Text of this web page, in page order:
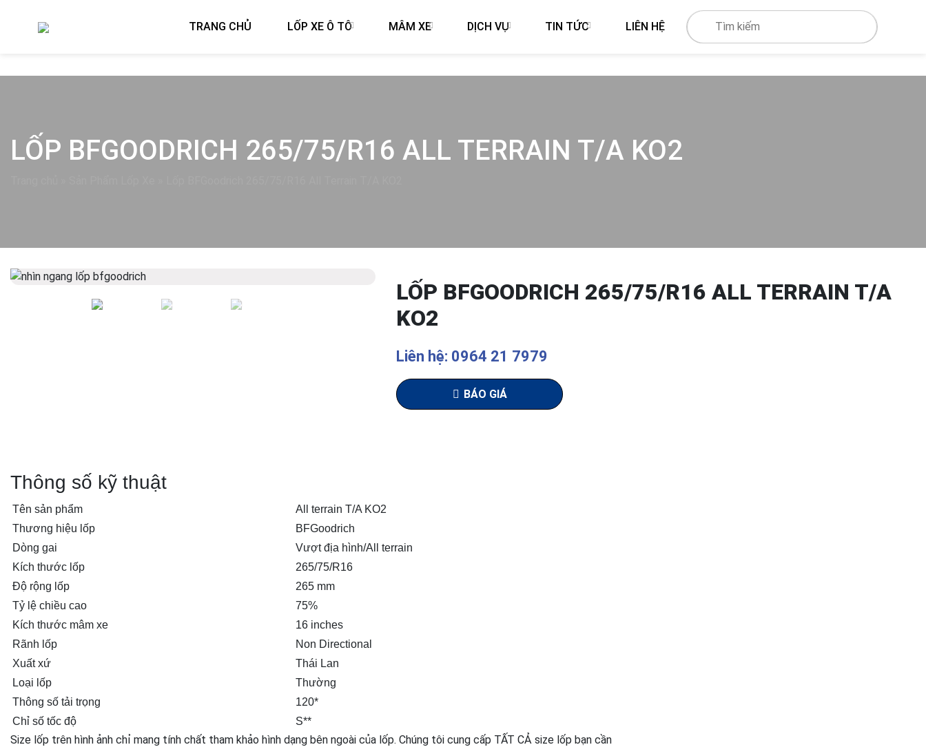
TRANG CHỦ LỐP XE Ô TÔ MÂM XE DỊCH VỤ TIN TỨC LIÊN HỆ
LỐP BFGOODRICH 265/75/R16 ALL TERRAIN T/A KO2
LỐP BFGOODRICH 265/75/R16 ALL TERRAIN T/A
KO2
Liên hệ: 0964 21 7979
BÁO GIÁ
Thông số kỹ thuật
Tên sản phẩm
All terrain T/A KO2
Thương hiệu lốp
BFGoodrich
Dòng gai
Vượt địa hình/All terrain
Kích thước lốp
265/75/R16
Độ rộng lốp
265 mm
Tỷ lệ chiều cao
75%
Kích thước mâm xe
16 inches
Rãnh lốp
Non Directional
Xuất xứ
Thái Lan
Loại lốp
Thường
Thông số tải trọng
120*
Chỉ số tốc độ
S**
Size lốp trên hình ảnh chỉ mang tính chất tham khảo hình dạng bên ngoài của lốp. Chúng tôi cung cấp TẤT CẢ size lốp bạn cần